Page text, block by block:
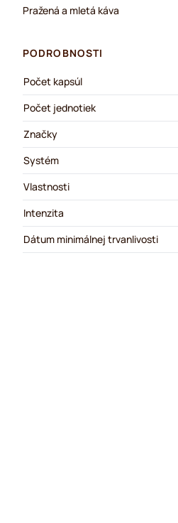
Pražená a mletá káva
PODROBNOSTI
Počet kapsúl
Počet jednotiek
Značky
Systém
Vlastnosti
Intenzita
Dátum minimálnej trvanlivosti